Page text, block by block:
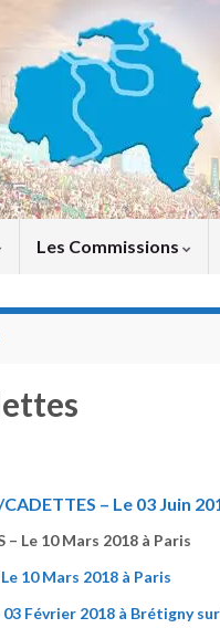
Les Commissions
– Le 03 Juin
– Le 10 Mars 2018 à Paris
10 Mars 2018 à Paris
03 Février 2018 à Brétigny